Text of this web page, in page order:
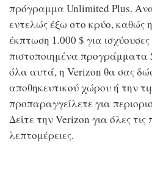
πρόγραμμα Unlimited Plus.
εντελώς έξω στο κρύο, καθώς
έκπτωση 1.000 $ για
πιστοποιημένα προγράμματα
όλα αυτά, η Verizon θα σας
αποθηκευτικού χώρου ή την
προπαραγγείλετε για
Δείτε την Verizon για όλες τις
λεπτομέρειες.